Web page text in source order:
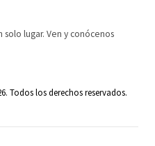
lugar. Ven y conócenos
Todos los derechos reservados.